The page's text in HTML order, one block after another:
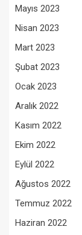
Mayıs 2023
Nisan 2023
Mart 2023
Şubat 2023
Ocak 2023
Aralık 2022
Kasım 2022
Ekim 2022
Eylül 2022
Ağustos 2022
Temmuz 2022
Haziran 2022